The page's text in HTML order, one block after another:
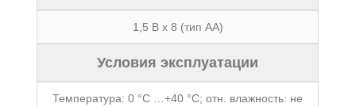
1,5 В х 8 (тип АА)
Условия эксплуатации
Температура: 0 °С …+40 °С; отн. влажность: не